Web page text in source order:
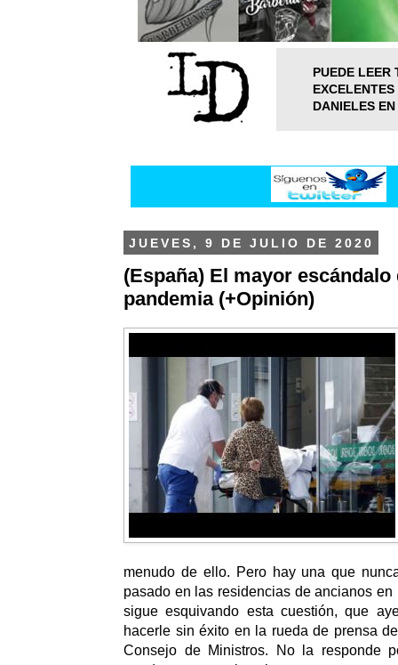
PUEDE LEER
DANIELES
JUEVES, 9 DE JULIO DE 2020
(España) El mayor escándalo
pandemia (+Opinión)
menudo de ello. Pero hay una que
pasado en las residencias de ancianos
sigue esquivando esta cuestión, que
hacerle sin éxito en la rueda de prensa
Consejo de Ministros. No la responde